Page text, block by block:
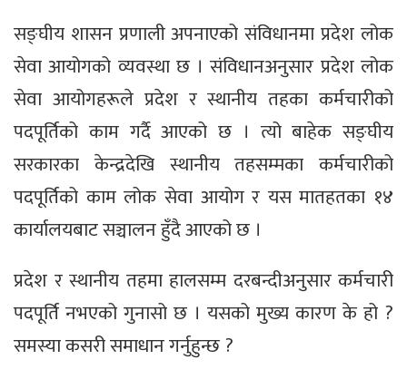
सङ्घीय शासन प्रणाली अपनाएको संविधानमा प्रदेश लोक
सेवा आयोगको व्यवस्था छ । संविधानअनुसार प्रदेश लोक
सेवा आयोगहरूले प्रदेश र स्थानीय तहका कर्मचारीको
पदपूर्तिको काम गर्दै आएको छ । त्यो बाहेक सङ्घीय
सरकारका केन्द्रदेखि स्थानीय तहसम्मका कर्मचारीको
पदपूर्तिको काम लोक सेवा आयोग र यस मातहतका १४
कार्यालयबाट सञ्चालन हुँदै आएको छ ।
प्रदेश र स्थानीय तहमा हालसम्म दरबन्दीअनुसार कर्मचारी
पदपूर्ति नभएको गुनासो छ । यसको मुख्य कारण के हो ?
समस्या कसरी समाधान गर्नुहुन्छ ?